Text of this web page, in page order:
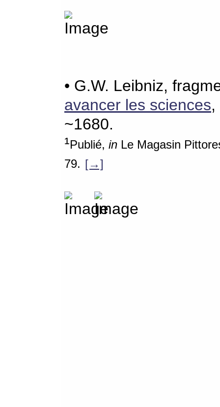
• G.W. Leibniz,
avancer les sciences
~1680.
¹Publié, in Le Magasin
79. [→]